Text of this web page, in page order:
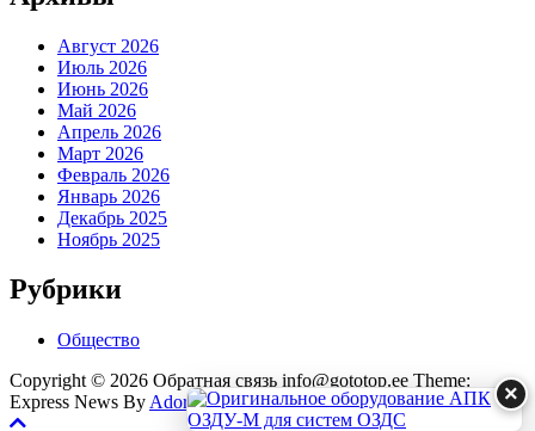
Август 2026
Июль 2026
Июнь 2026
Май 2026
Апрель 2026
Март 2026
Февраль 2026
Январь 2026
Декабрь 2025
Ноябрь 2025
Рубрики
Общество
Copyright © 2026 Обратная связь info@gototop.ee Theme:
Express News By Adore Themes. ×